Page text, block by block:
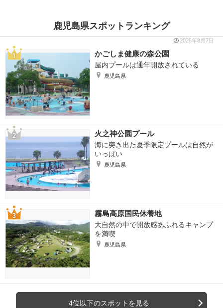
鹿児島県スポットランキング
2026年8月7日
かごしま健康の森公園
屋内プールは通年開放されている
鹿児島県
火之神公園プール
海に突き出た夏季限定プールは自然が
いっぱい
鹿児島県
霧島高原国民休養地
大自然の中で開放感あふれるキャンプ
を満喫
鹿児島県
4位以下のスポットを見る